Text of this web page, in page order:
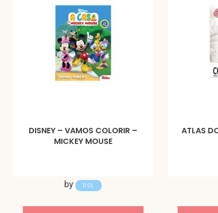
DISNEY – VAMOS COLORIR –
MICKEY MOUSE
by DCL
ATLAS